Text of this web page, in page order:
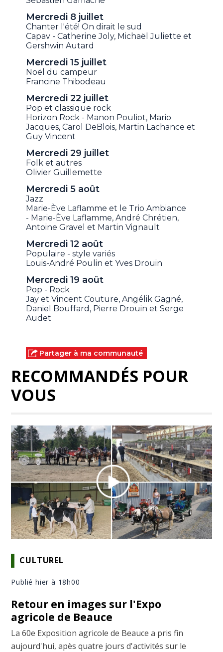
Mercredi 8 juillet
Chanter l'été! On dirait le sud
Capav - Catherine Joly, Michaël Juliette et
Gershwin Autard
Mercredi 15 juillet
Noël du campeur
Francine Thibodeau
Mercredi 22 juillet
Pop et classique rock
Horizon Rock - Manon Pouliot, Mario
Jacques, Carol DeBlois, Martin Lachance et
Guy Vincent
Mercredi 29 juillet
Folk et autres
Olivier Guillemette
Mercredi 5 août
Jazz
Marie-Ève Laflamme et le Trio Ambiance
- Marie-Ève Laflamme, André Chrétien,
Antoine Gravel et Martin Vignault
Mercredi 12 août
Populaire - style variés
Louis-André Poulin et Yves Drouin
Mercredi 19 août
Pop - Rock
Jay et Vincent Couture, Angélik Gagné,
Daniel Bouffard, Pierre Drouin et Serge
Audet
Partager à ma communauté
RECOMMANDÉS POUR
VOUS
CULTUREL
Publié hier à 18h00
Retour en images sur l'Expo
agricole de Beauce
La 60e Exposition agricole de Beauce a pris fin
aujourd'hui, apès quatre jours d'activités sur le